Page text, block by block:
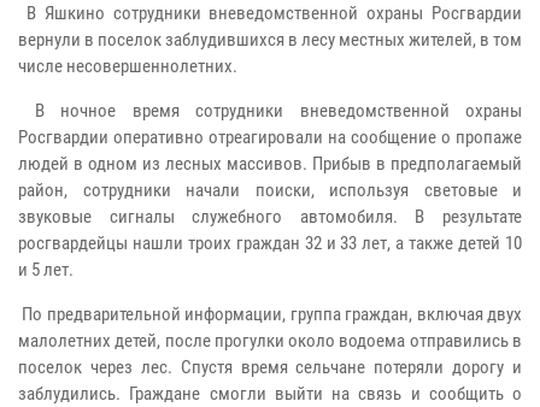
В Яшкино сотрудники вневедомственной охраны Росгвардии
вернули в поселок заблудившихся в лесу местных жителей, в том
числе несовершеннолетних.
В ночное время сотрудники вневедомственной охраны
Росгвардии оперативно отреагировали на сообщение о пропаже
людей в одном из лесных массивов. Прибыв в предполагаемый
район, сотрудники начали поиски, используя световые и
звуковые сигналы служебного автомобиля. В результате
росгвардейцы нашли троих граждан 32 и 33 лет, а также детей 10
и 5 лет.
По предварительной информации, группа граждан, включая двух
малолетних детей, после прогулки около водоема отправились в
поселок через лес. Спустя время сельчане потеряли дорогу и
заблудились. Граждане смогли выйти на связь и сообщить о